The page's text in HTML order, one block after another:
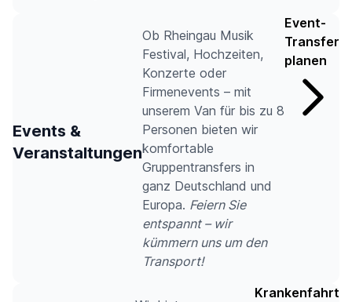
Events &
Veranstaltungen
Ob Rheingau Musik
Festival, Hochzeiten,
Konzerte oder
Firmenevents – mit
unserem Van für bis zu 8
Personen bieten wir
komfortable
Gruppentransfers in
ganz Deutschland und
Europa. Feiern Sie
entspannt – wir
kümmern uns um den
Transport!
Event-
Transfer
planen
Krankenfahrt